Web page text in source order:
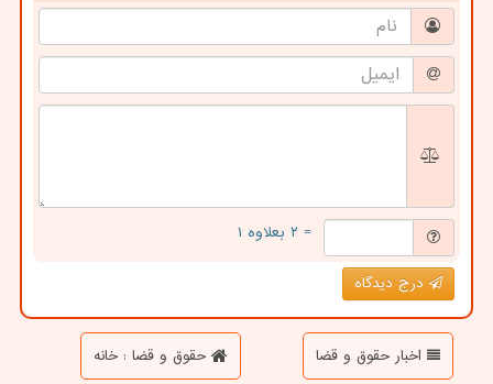
= ۲ بعلاوه ۱
درج دیدگاه
اخبار حقوق و قضا حقوق و قضا : خانه